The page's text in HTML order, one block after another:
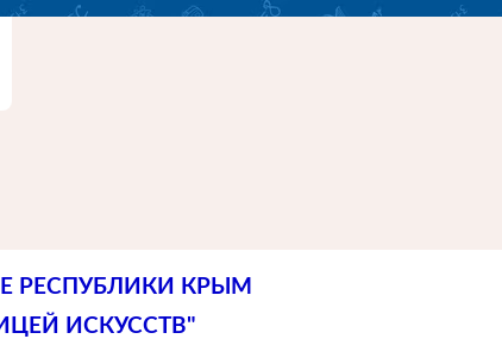
РЕСПУБЛИКИ КРЫМ
ИСКУССТВ"